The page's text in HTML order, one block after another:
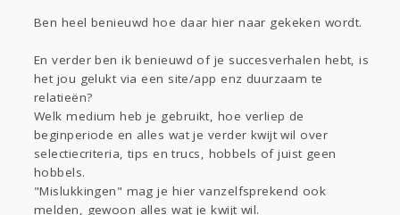
Ben heel benieuwd hoe daar hier naar gekeken wordt.
En verder ben ik benieuwd of je succesverhalen hebt, is
het jou gelukt via een site/app enz duurzaam te
relatieën?
Welk medium heb je gebruikt, hoe verliep de
beginperiode en alles wat je verder kwijt wil over
selectiecriteria, tips en trucs, hobbels of juist geen
hobbels.
"Mislukkingen" mag je hier vanzelfsprekend ook
melden, gewoon alles wat je kwijt wil.